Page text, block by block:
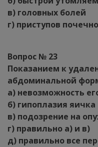
в) головных болей
г) приступов
Вопрос № 23
Показанием к
абдоминальной
а) невозможность
б) гипоплазия яичка
в) подозрение на
г) правильно а) и в)
д) правильно все